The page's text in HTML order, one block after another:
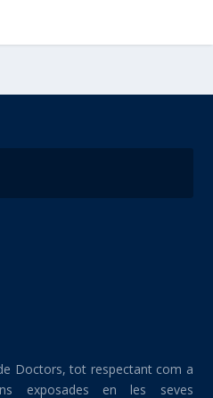
Doctors, tot respectant com a
exposades en les seves